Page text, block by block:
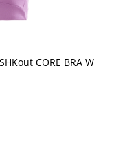
CORE BRA W